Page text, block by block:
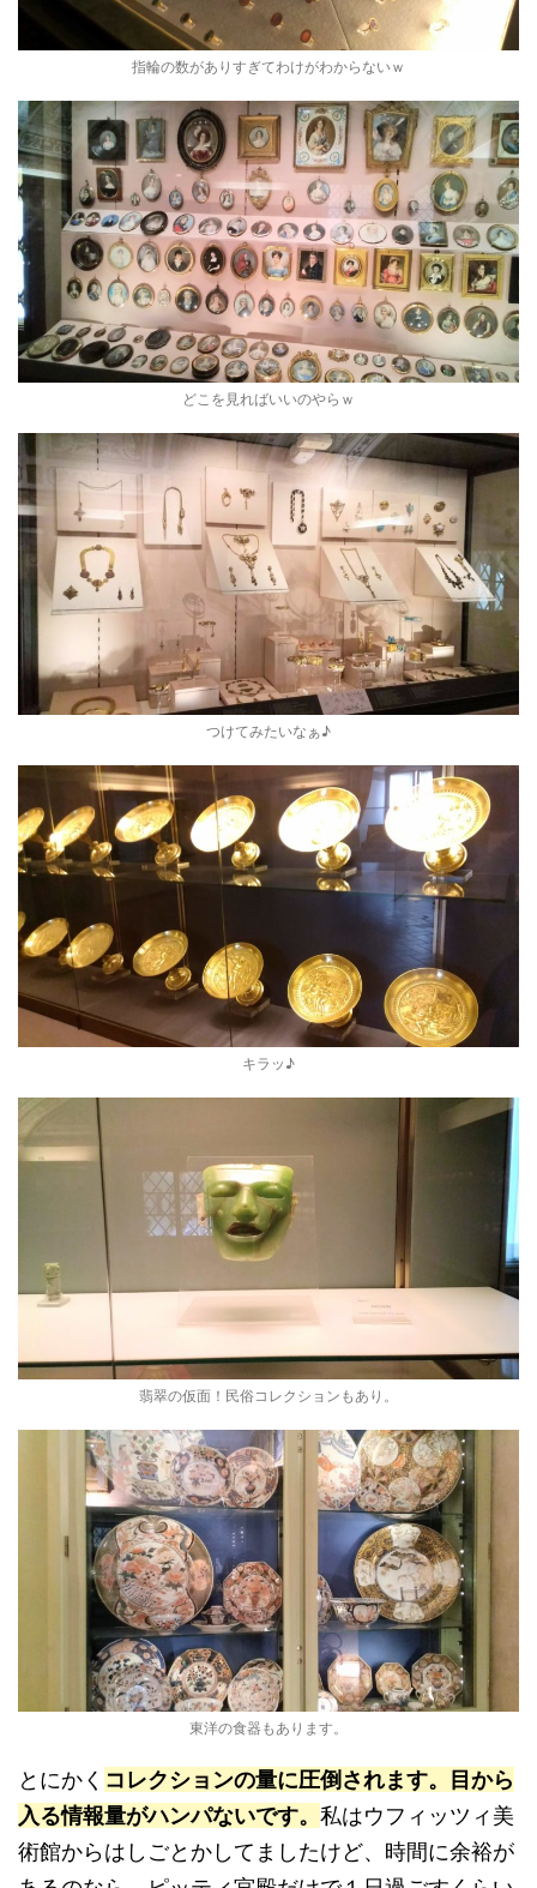
指輪の数がありすぎてわけがわからないｗ
どこを見ればいいのやらｗ
つけてみたいなぁ♪
キラッ♪
翡翠の仮面！民俗コレクションもあり。
東洋の食器もあります。
とにかく コレクションの量に圧倒されます。目から
入る情報量がハンパないです。 私はウフィッツィ美
術館からはしごとかしてましたけど、時間に余裕が